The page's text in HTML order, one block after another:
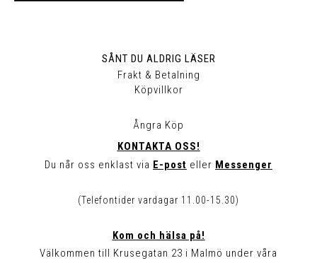
SÅNT DU ALDRIG LÄSER
Frakt & Betalning
Köpvillkor
Ångra Köp
KONTAKTA OSS!
Du når oss enklast via E-post eller Messenger
(Telefontider vardagar 11.00-15.30)
Kom och hälsa på!
Välkommen till Krusegatan 23 i Malmö under våra